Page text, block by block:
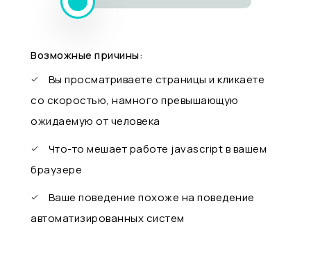
Возможные причины:
Вы просматриваете страницы и кликаете
со скоростью, намного превышающую
ожидаемую от человека
Что-то мешает работе javascript в вашем
браузере
Ваше поведение похоже на поведение
автоматизированных систем